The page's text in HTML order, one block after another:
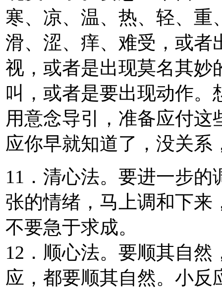
寒、凉、温、热、轻、重
滑、涩、痒、难受，或者
视，或者是出现莫名其妙
叫，或者是要出现动作。
用意念导引，准备应付
应你早就知道了，没关系
11．清心法。要进一步
张的情绪，马上调和下来
不要急于求成。
12．顺心法。要顺其自
应，都要顺其自然。小反